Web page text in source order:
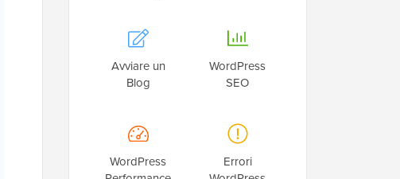
Avviare un
Blog
WordPress
SEO
WordPress
Errori